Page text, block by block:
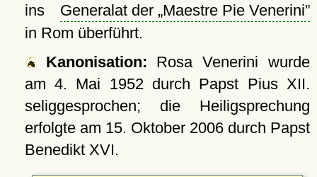
ins Generalat der Maestre Pie Venerini
in Rom überführt.
Kanonisation: Rosa Venerini wurde
am4. Mai 1952 durch Papst Pius XII.
seliggesprochen; die Heiligsprechung
erfolgte am 15. Oktober 2006durch Papst
Benedikt XVI.